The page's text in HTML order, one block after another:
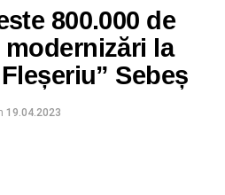
800.000 de
la
Sebeș
19.04.2023